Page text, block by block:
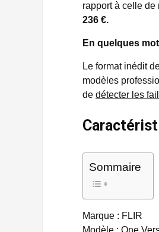
rapport à celle
236 €.
En quelques
Le format inédit
modèles
de détecter les
Sommaire
Marque : FLIR
Modèle : One